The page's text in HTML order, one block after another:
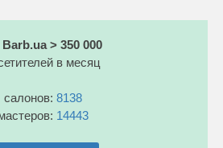
> 350 000
в месяц
салонов: 8138
14443